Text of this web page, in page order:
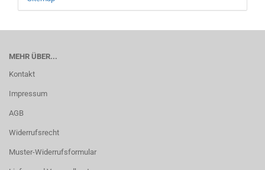
MEHR ÜBER...
Kontakt
Impressum
AGB
Widerrufsrecht
Muster-Widerrufsformular